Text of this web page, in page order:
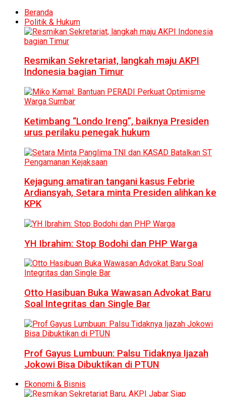
Beranda
Politik & Hukum
Resmikan Sekretariat, langkah maju AKPI
Indonesia bagian Timur
Ketimbang “Londo Ireng”, baiknya Presiden
urus perilaku penegak hukum
Kejagung amatiran tangani kasus Febrie
Ardiansyah, Setara minta Presiden alihkan ke
KPK
YH Ibrahim: Stop Bodohi dan PHP Warga
Otto Hasibuan Buka Wawasan Advokat Baru
Soal Integritas dan Single Bar
Prof Gayus Lumbuun: Palsu Tidaknya Ijazah
Jokowi Bisa Dibuktikan di PTUN
Ekonomi & Bisnis